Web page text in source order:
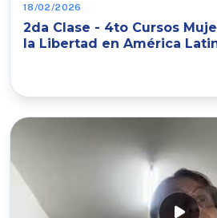
18/02/2026
2da Clase - 4to Cursos
la Libertad en América